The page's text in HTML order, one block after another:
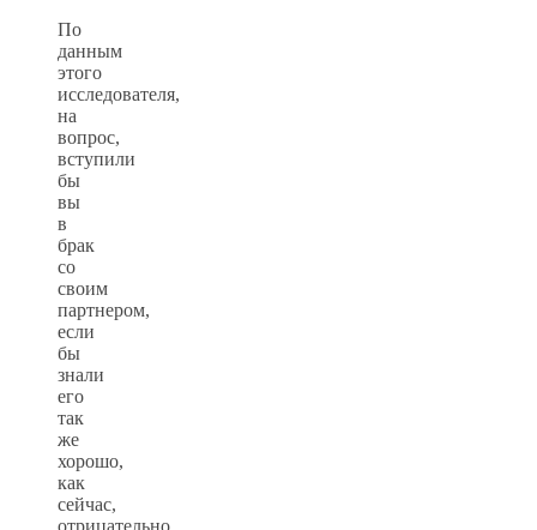
По
данным
этого
исследователя,
на
вопрос,
вступили
бы
вы
в
брак
со
своим
партнером,
если
бы
знали
его
так
же
хорошо,
как
сейчас,
отрицательно